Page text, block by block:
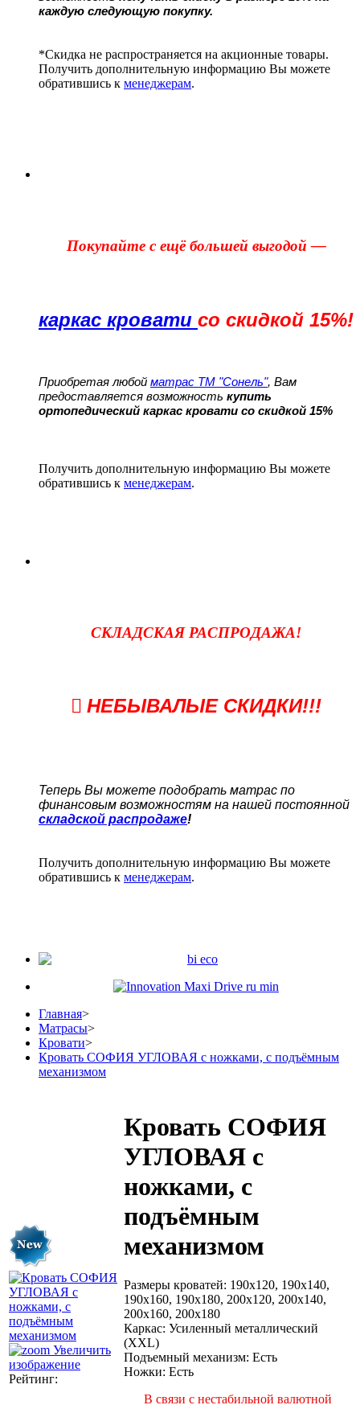
каждую следующую покупку.
*Скидка не распространяется на акционные товары.
Получить дополнительную информацию Вы можете
обратившись к менеджерам.
Покупайте с ещё большей выгодой —
каркас кровати со скидкой 15%!
Приобретая любой матрас ТМ "Сонель", Вам
предоставляется возможность купить
ортопедический каркас кровати со скидкой 15%
Получить дополнительную информацию Вы можете
обратившись к менеджерам.
СКЛАДСКАЯ РАСПРОДАЖА!
НЕБЫВАЛЫЕ СКИДКИ!!!
Теперь Вы можете подобрать матрас по
финансовым возможностям на нашей постоянной
складской распродаже!
Получить дополнительную информацию Вы можете
обратившись к менеджерам.
Главная>
Матрасы>
Кровати>
Кровать СОФИЯ УГЛОВАЯ с ножками, с подъёмным
механизмом
Увеличить
изображение
Рейтинг:
Кровать СОФИЯ
УГЛОВАЯ с
ножками, с
подъёмным
механизмом
Размеры кроватей: 190x120, 190x140,
190x160, 190x180, 200х120, 200х140,
200х160, 200х180
Каркас: Усиленный металлический
(XXL)
Подъемный механизм: Есть
Ножки: Есть
В связи с нестабильной валютной